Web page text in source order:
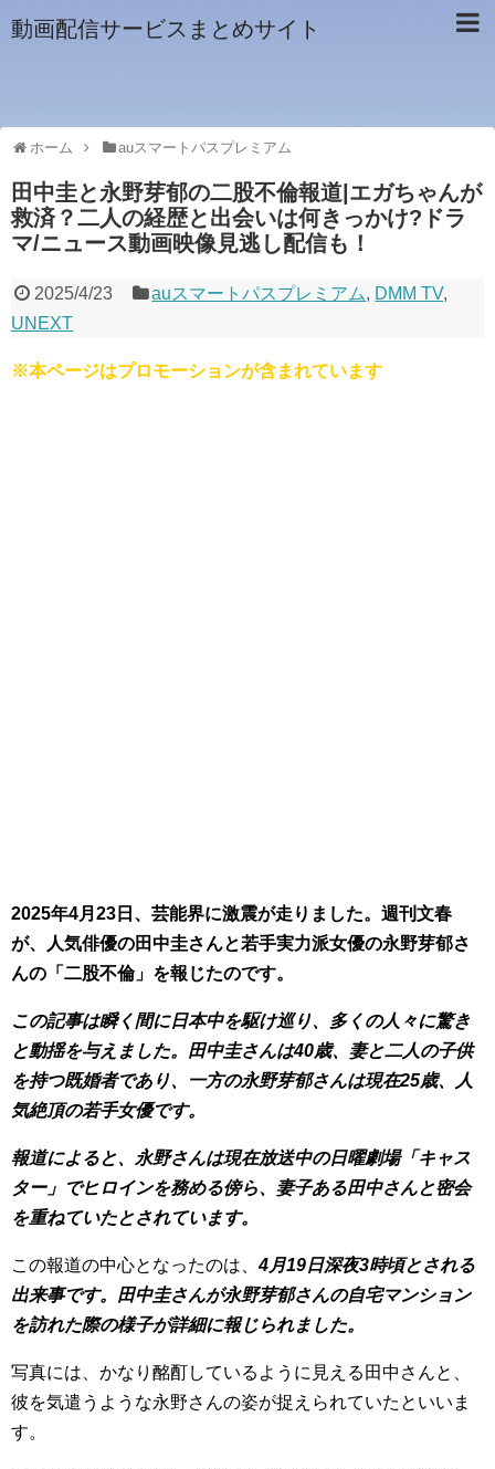
動画配信サービスまとめサイト
ホーム auスマートパスプレミアム
田中圭と永野芽郁の二股不倫報道|エガちゃんが
救済？二人の経歴と出会いは何きっかけ?ドラ
マ/ニュース動画映像見逃し配信も！
2025/4/23 auスマートパスプレミアム, DMM TV,
UNEXT
※本ページはプロモーションが含まれています
2025年4月23日、芸能界に激震が走りました。週刊文春
が、人気俳優の田中圭さんと若手実力派女優の永野芽郁さ
んの「二股不倫」を報じたのです。
この記事は瞬く間に日本中を駆け巡り、多くの人々に驚き
と動揺を与えました。田中圭さんは40歳、妻と二人の子供
を持つ既婚者であり、一方の永野芽郁さんは現在25歳、人
気絶頂の若手女優です。
報道によると、永野さんは現在放送中の日曜劇場「キャス
ター」でヒロインを務める傍ら、妻子ある田中さんと密会
を重ねていたとされています。
この報道の中心となったのは、4月19日深夜3時頃とされる
出来事です。田中圭さんが永野芽郁さんの自宅マンション
を訪れた際の様子が詳細に報じられました。
写真には、かなり酩酊しているように見える田中さんと、
彼を気遣うような永野さんの姿が捉えられていたといいま
す。